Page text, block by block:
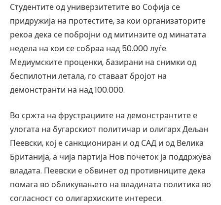
Студентите од универзитетите во Софија се
придружија на протестите, за кои организаторите
рекоа дека се побројни од митинзите од минатата
недела на кои се собраа над 50.000 луѓе.
Медиумските проценки, базирани на снимки од
беспилотни летала, го ставаат бројот на
демонстранти на над 100.000.
Во сржта на фрустрациите на демонстрантите е
улогата на бугарскиот политичар и олигарх Дељан
Пеевски, кој е санкциониран и од САД и од Велика
Британија, а чија партија Нов почеток ја поддржува
владата. Пеевски е обвинет од противниците дека
помага во обликувањето на владината политика во
согласност со олигархиските интереси.